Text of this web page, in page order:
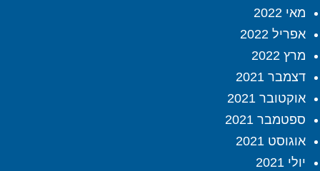
מאי 2022
אפריל 2022
מרץ 2022
דצמבר 2021
אוקטובר 2021
ספטמבר 2021
אוגוסט 2021
יולי 2021